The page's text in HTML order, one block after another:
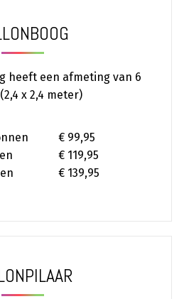
heeft een afmeting van 6
x 2,4 meter)
€ 99,95
€ 119,95
€ 139,95